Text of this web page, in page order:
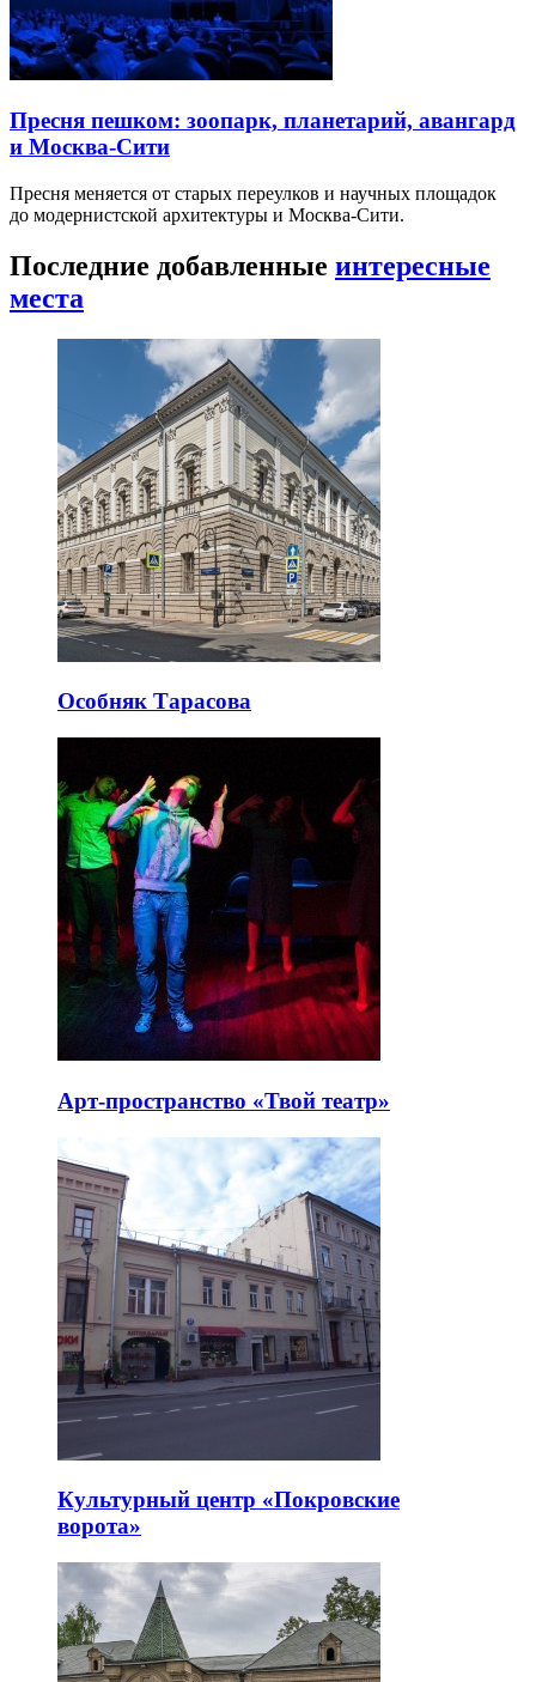
Пресня пешком: зоопарк, планетарий, авангард
и Москва-Сити
Пресня меняется от старых переулков и научных площадок
до модернистской архитектуры и Москва-Сити.
Последние добавленные интересные
места
Особняк Тарасова
Арт-пространство «Твой театр»
Культурный центр «Покровские
ворота»